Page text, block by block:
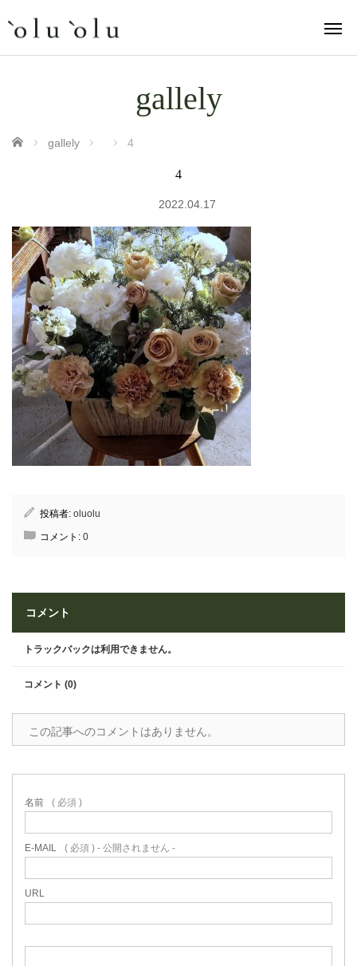
gallely
ホーム gallely 4
4
2022.04.17
投稿者: oluolu
コメント: 0
コメント
トラックバックは利用できません。
コメント (0)
この記事へのコメントはありません。
名前 ( 必須 )
E-MAIL ( 必須 ) - 公開されません -
URL